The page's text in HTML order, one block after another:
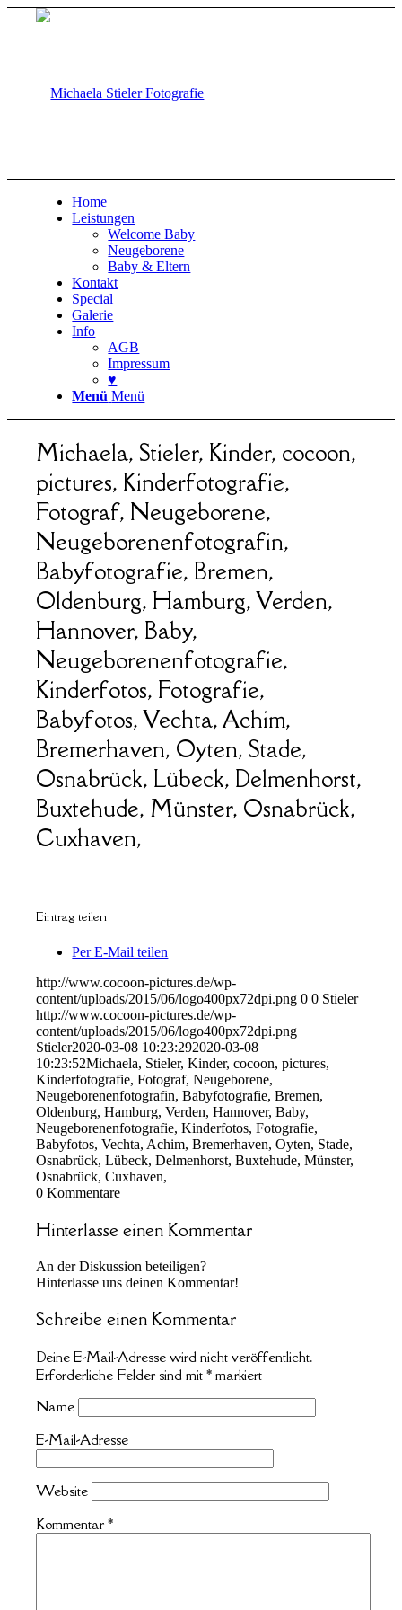
Home
Leistungen
Welcome Baby
Neugeborene
Baby & Eltern
Kontakt
Special
Galerie
Info
AGB
Impressum
♥
Menü Menü
Michaela, Stieler, Kinder, cocoon,
pictures, Kinderfotografie,
Fotograf, Neugeborene,
Neugeborenenfotografin,
Babyfotografie, Bremen,
Oldenburg, Hamburg, Verden,
Hannover, Baby,
Neugeborenenfotografie,
Kinderfotos, Fotografie,
Babyfotos, Vechta, Achim,
Bremerhaven, Oyten, Stade,
Osnabrück, Lübeck, Delmenhorst,
Buxtehude, Münster, Osnabrück,
Cuxhaven,
Eintrag teilen
Per E-Mail teilen
http://www.cocoon-pictures.de/wp-
content/uploads/2015/06/logo400px72dpi.png 0 0 Stieler
http://www.cocoon-pictures.de/wp-
content/uploads/2015/06/logo400px72dpi.png
Stieler2020-03-08 10:23:292020-03-08
10:23:52Michaela, Stieler, Kinder, cocoon, pictures,
Kinderfotografie, Fotograf, Neugeborene,
Neugeborenenfotografin, Babyfotografie, Bremen,
Oldenburg, Hamburg, Verden, Hannover, Baby,
Neugeborenenfotografie, Kinderfotos, Fotografie,
Babyfotos, Vechta, Achim, Bremerhaven, Oyten, Stade,
Osnabrück, Lübeck, Delmenhorst, Buxtehude, Münster,
Osnabrück, Cuxhaven,
0 Kommentare
Hinterlasse einen Kommentar
An der Diskussion beteiligen?
Hinterlasse uns deinen Kommentar!
Schreibe einen Kommentar
Deine E-Mail-Adresse wird nicht veröffentlicht.
Erforderliche Felder sind mit* markiert
Name
E-Mail-Adresse
Website
Kommentar*